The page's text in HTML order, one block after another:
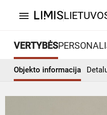
menu
VERTYBĖS
Objekto informacija